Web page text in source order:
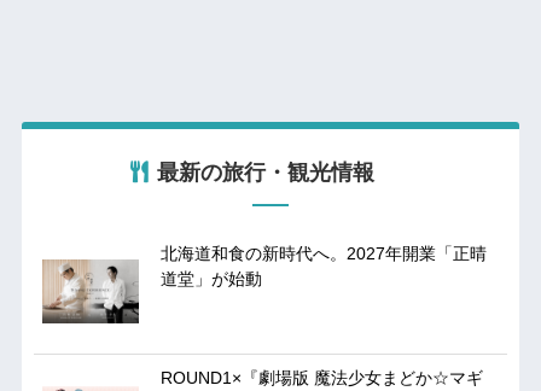
最新の旅行・観光情報
北海道和食の新時代へ。2027年開業「正晴
道堂」が始動
ROUND1×『劇場版 魔法少女まどか☆マギ